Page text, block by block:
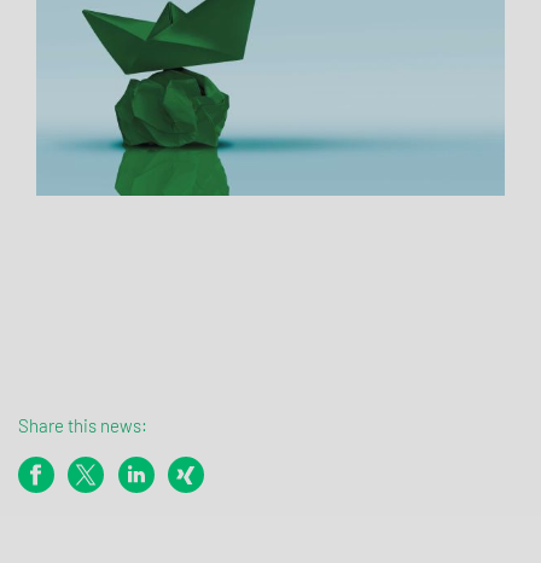
Share this news: